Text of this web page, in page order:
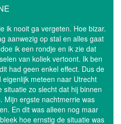
ik nooit ga vergeten. Hoe bizar.
aanwezig op stal en alles gaat
ik een rondje en ik zie dat
van koliek vertoont. Ik ben
had geen enkel effect. Dus de
meteen naar Utrecht
zo slecht dat hij binnen
Mijn ergste nachtmerrie was
En dit was alleen nog maar
hoe ernstig de situatie was